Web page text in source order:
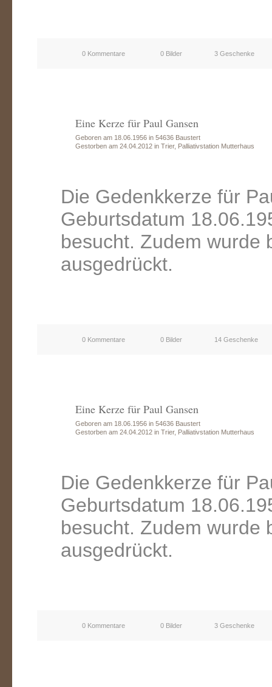
0 Kommentare 0 Bilder 3 Geschenke
Eine Kerze für Paul Gansen
Geboren am 18.06.1956 in 54636 Baustert
Gestorben am 24.04.2012 in Trier, Palliativstation Mutterhaus
Die Gedenkkerze für
Geburtsdatum
besucht. Zudem wurde
ausgedrückt.
0 Kommentare 0 Bilder 14 Geschenke
Eine Kerze für Paul Gansen
Geboren am 18.06.1956 in 54636 Baustert
Gestorben am 24.04.2012 in Trier, Palliativstation Mutterhaus
Die Gedenkkerze für
Geburtsdatum
besucht. Zudem wurde
ausgedrückt.
0 Kommentare 0 Bilder 3 Geschenke